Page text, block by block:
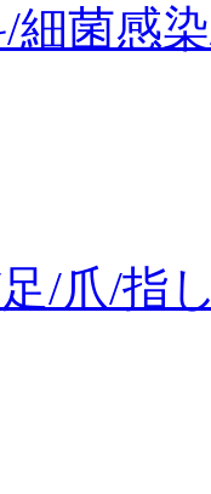
細菌感
/爪/指